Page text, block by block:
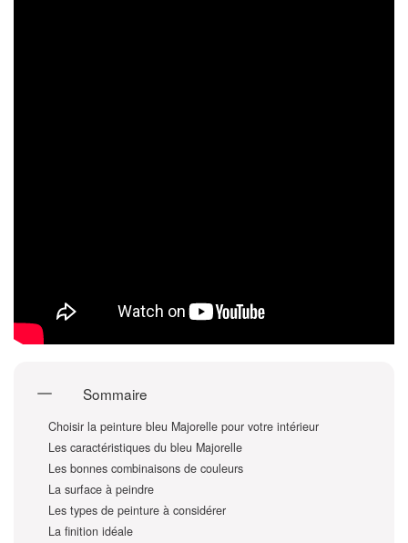
Sommaire
Choisir la peinture bleu Majorelle pour votre intérieur
Les caractéristiques du bleu Majorelle
Les bonnes combinaisons de couleurs
La surface à peindre
Les types de peinture à considérer
La finition idéale